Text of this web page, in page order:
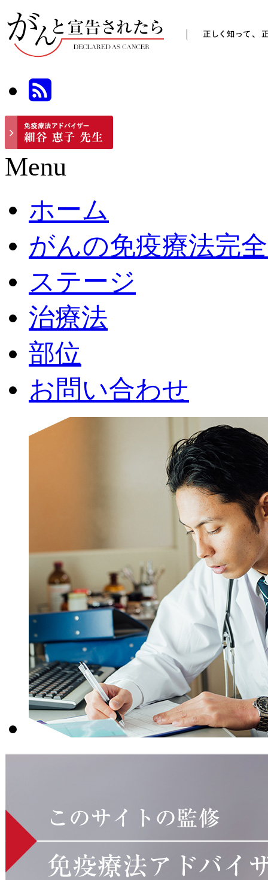
Menu
ホーム
がんの免疫療法完
ステージ
治療法
部位
お問い合わせ